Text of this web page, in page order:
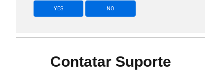
YES NO
Contatar Suporte